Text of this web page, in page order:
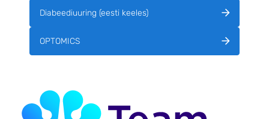
Diabeediuuring (eesti keeles)
OPTOMICS